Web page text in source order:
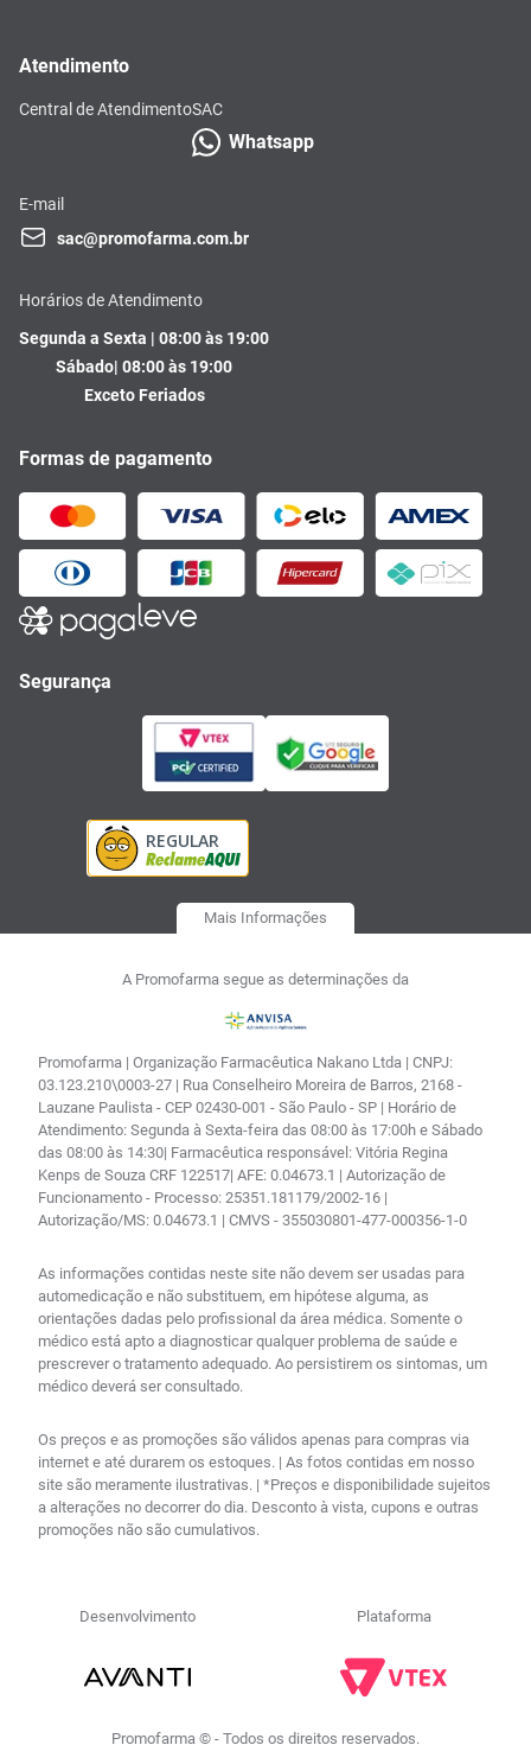
Atendimento
Central de AtendimentoSAC
Whatsapp
E-mail
sac@promofarma.com.br
Horários de Atendimento
Segunda a Sexta | 08:00 às 19:00
Sábado| 08:00 às 19:00
Exceto Feriados
Formas de pagamento
Segurança
Mais Informações
A Promofarma segue as determinações da
Promofarma | Organização Farmacêutica Nakano Ltda | CNPJ:
03.123.210\0003-27 | Rua Conselheiro Moreira de Barros, 2168 -
Lauzane Paulista - CEP 02430-001 - São Paulo - SP | Horário de
Atendimento: Segunda à Sexta-feira das 08:00 às 17:00h e Sábado
das 08:00 às 14:30| Farmacêutica responsável: Vitória Regina
Kenps de Souza CRF 122517| AFE: 0.04673.1 | Autorização de
Funcionamento - Processo: 25351.181179/2002-16 |
Autorização/MS: 0.04673.1 | CMVS - 355030801-477-000356-1-0
As informações contidas neste site não devem ser usadas para
automedicação e não substituem, em hipótese alguma, as
orientações dadas pelo profissional da área médica. Somente o
médico está apto a diagnosticar qualquer problema de saúde e
prescrever o tratamento adequado. Ao persistirem os sintomas, um
médico deverá ser consultado.
Os preços e as promoções são válidos apenas para compras via
internet e até durarem os estoques. | As fotos contidas em nosso
site são meramente ilustrativas. | *Preços e disponibilidade sujeitos
a alterações no decorrer do dia. Desconto à vista, cupons e outras
promoções não são cumulativos.
Desenvolvimento Plataforma
Promofarma © - Todos os direitos reservados.